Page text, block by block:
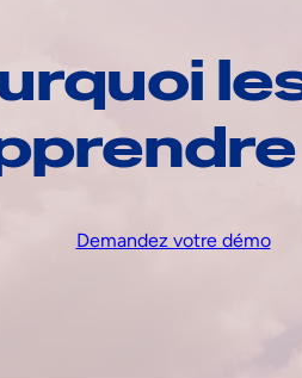
Demandez votre démo